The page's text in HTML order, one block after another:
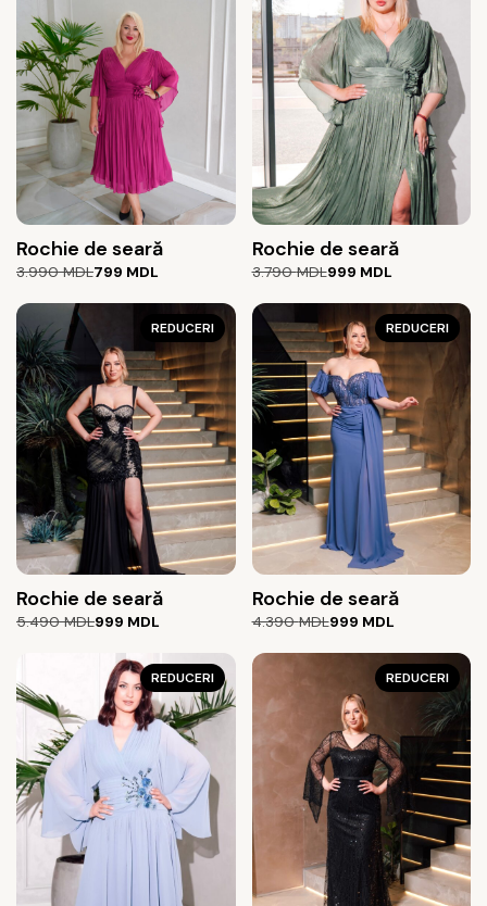
Rochie de seară
3.990MDL
Prețul
a
fost:
3.990 MDL.
799 MDL
Prețul
este:
799 MDL.
Rochie de seară
3.790MDL
Prețul
a
fost:
3.790 MDL.
999 MDL
Prețul
este:
999 MDL.
REDUCERI
Rochie de seară
5.490MDL
Prețul
fost:
5.490 MDL.
999 MDL
Prețul
999 MDL.
REDUCERI
Rochie de seară
4.390MDL
Prețul
a
4.390 MDL.
999 MDL
Prețul
este:
REDUCERI REDUCERI